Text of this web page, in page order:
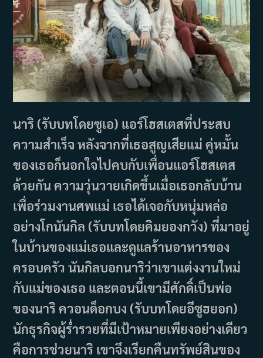
นาริ (รับบทโดยซูเอ) แอร์โฮสเตสที่ประสบ
ความสำเร็จ หลังจากที่เธอสูญเสียแม่ คู่หมั้น
ของเธอก็นอกใจไปคบกับเพื่อนแอร์โฮสเตส
ด้วยกัน ความวุ่นวายเกิดขึ้นเมื่อเธอกลับบ้าน
เพื่อร่วมงานศพแม่ เธอได้เจอกับหนุ่มหล่อ
อย่างโกนันกิล (รับบทโดยคิมยองกวัง) ที่มาอยู่
ในบ้านของแม่เธอและดูแลร้านอาหารของ
ครอบครัว นันกิลบอกนาริว่าเขาแต่งงานใหม่
กับแม่ของเธอ และตอนนี้เขามีศักดิ์เป็นพ่อ
ของนาริ ควอนด็อกบง (รับบทโดยอีซูฮยอก)
นักธุรกิจผู้ร่ำรวยที่มีเป้าหมายเพียงอย่างเดียว
คือการช่วยนาริ เขาจึงเรียกคืนทรัพย์สินของ